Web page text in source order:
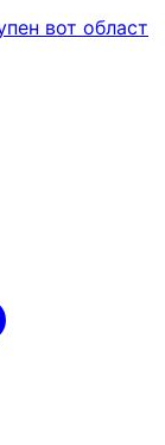
вот област